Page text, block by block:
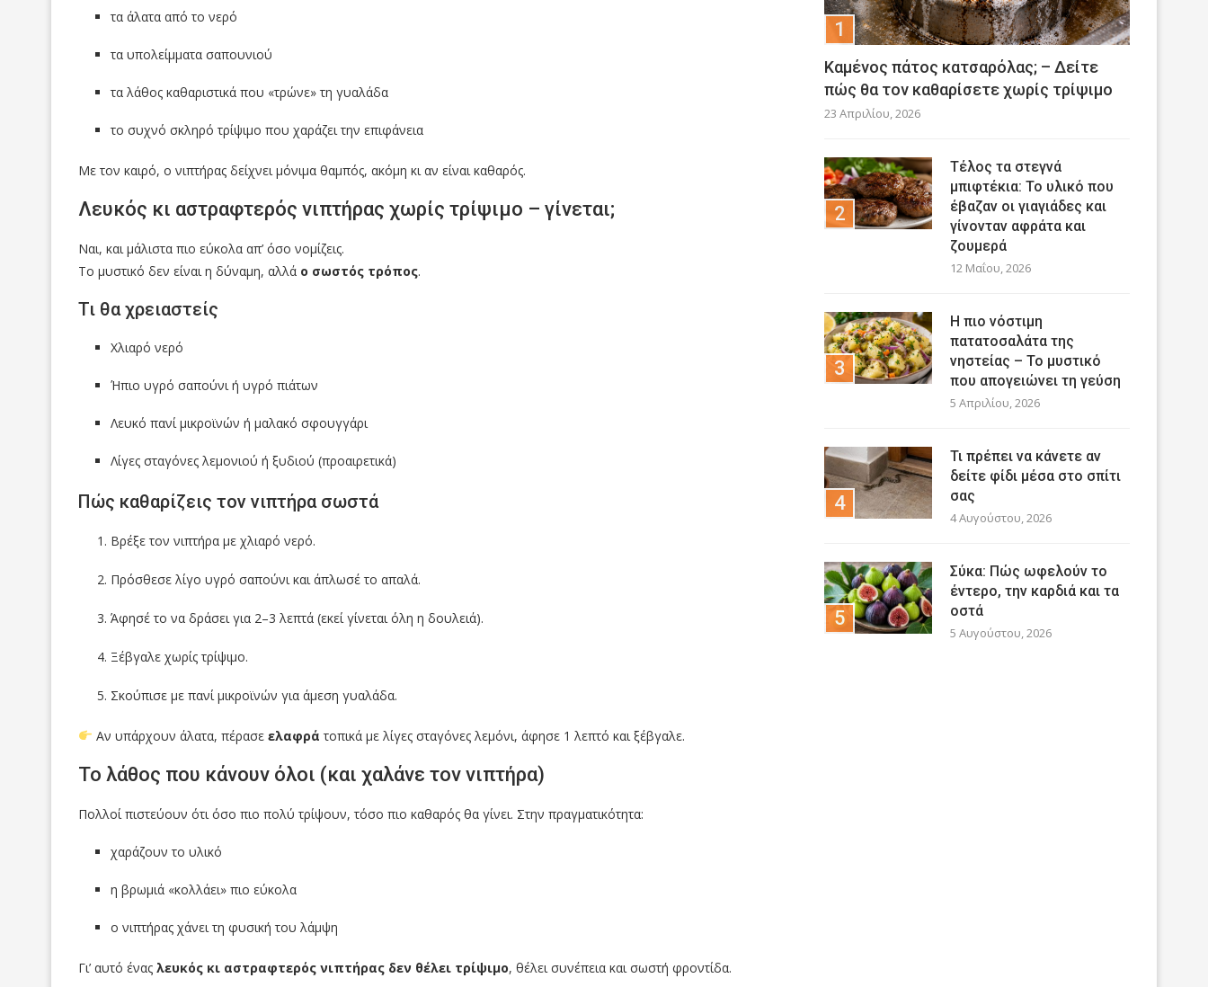
τα άλατα από το νερό
τα υπολείμματα σαπουνιού
τα λάθος καθαριστικά που «τρώνε» τη γυαλάδα
το συχνό σκληρό τρίψιμο που χαράζει την επιφάνεια
Με τον καιρό, ο νιπτήρας δείχνει μόνιμα θαμπός, ακόμη κι αν είναι καθαρός.
Λευκός κι αστραφτερός νιπτήρας χωρίς τρίψιμο – γίνεται;
Ναι, και μάλιστα πιο εύκολα απ’ όσο νομίζεις.
Το μυστικό δεν είναι η δύναμη, αλλά ο σωστός τρόπος.
Τι θα χρειαστείς
Χλιαρό νερό
Ήπιο υγρό σαπούνι ή υγρό πιάτων
Λευκό πανί μικροϊνών ή μαλακό σφουγγάρι
Λίγες σταγόνες λεμονιού ή ξυδιού (προαιρετικά)
Πώς καθαρίζεις τον νιπτήρα σωστά
Βρέξε τον νιπτήρα με χλιαρό νερό.
Πρόσθεσε λίγο υγρό σαπούνι και άπλωσέ το απαλά.
Άφησέ το να δράσει για 2–3 λεπτά (εκεί γίνεται όλη η δουλειά).
Ξέβγαλε χωρίς τρίψιμο.
Σκούπισε με πανί μικροϊνών για άμεση γυαλάδα.
Αν υπάρχουν άλατα, πέρασε ελαφρά τοπικά με λίγες σταγόνες λεμόνι, άφησε 1 λεπτό και ξέβγαλε.
Το λάθος που κάνουν όλοι (και χαλάνε τον νιπτήρα)
Πολλοί πιστεύουν ότι όσο πιο πολύ τρίψουν, τόσο πιο καθαρός θα γίνει. Στην πραγματικότητα:
χαράζουν το υλικό
η βρωμιά «κολλάει» πιο εύκολα
ο νιπτήρας χάνει τη φυσική του λάμψη
Γι’ αυτό ένας λευκός κι αστραφτερός νιπτήρας δεν θέλει τρίψιμο, θέλει συνέπεια και σωστή φροντίδα.
Καμένος πάτος κατσαρόλας; – Δείτε
πώς θα τον καθαρίσετε χωρίς τρίψιμο
23 Απριλίου, 2026
Τέλος τα στεγνά
μπιφτέκια: Το υλικό που
έβαζαν οι γιαγιάδες και
γίνονταν αφράτα και
ζουμερά
12 Μαΐου, 2026
Η πιο νόστιμη
πατατοσαλάτα της
νηστείας – Το μυστικό
που απογειώνει τη γεύση
5 Απριλίου, 2026
Τι πρέπει να κάνετε αν
δείτε φίδι μέσα στο σπίτι
σας
4 Αυγούστου, 2026
Σύκα: Πώς ωφελούν το
έντερο, την καρδιά και τα
οστά
5 Αυγούστου, 2026